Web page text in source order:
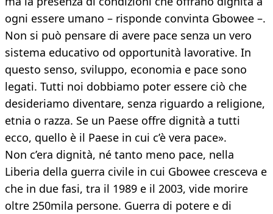
ogni essere umano – risponde convinta Gbowee –.
Non si può pensare di avere pace senza un vero
sistema educativo od opportunità lavorative. In
questo senso, sviluppo, economia e pace sono
legati. Tutti noi dobbiamo poter essere ciò che
desideriamo diventare, senza riguardo a religione,
etnia o razza. Se un Paese offre dignità a tutti
ecco, quello è il Paese in cui c’è vera pace».
Non c’era dignità, né tanto meno pace, nella
Liberia della guerra civile in cui Gbowee cresceva e
che in due fasi, tra il 1989 e il 2003, vide morire
oltre 250mila persone. Guerra di potere e di